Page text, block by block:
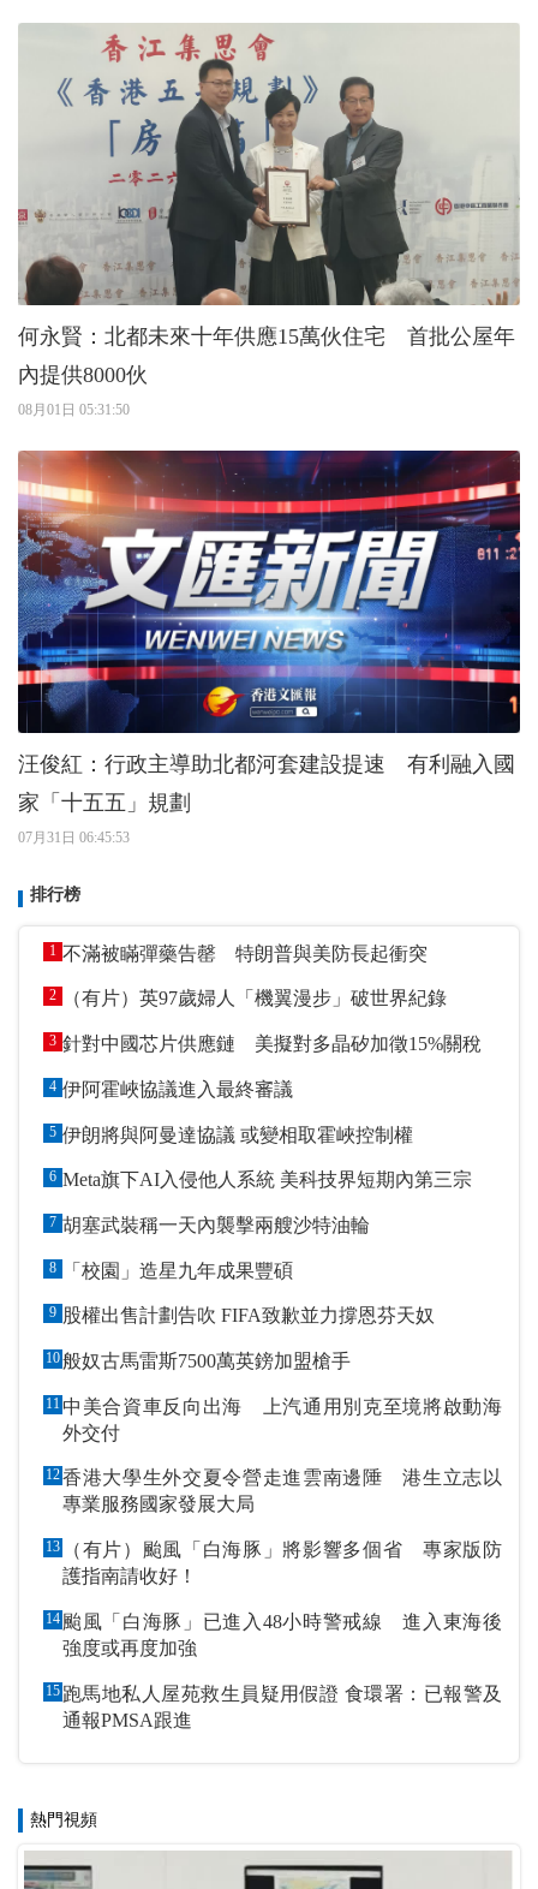
何永賢：北都未來十年供應15萬伙住宅 首批公屋年
內提供8000伙
08月01日 05:31:50
汪俊紅：行政主導助北都河套建設提速 有利融入國
家「十五五」規劃
07月31日 06:45:53
排行榜
1 不滿被瞞彈藥告罄 特朗普與美防長起衝突
2 （有片）英97歲婦人「機翼漫步」破世界紀錄
3 針對中國芯片供應鏈 美擬對多晶矽加徵15%關稅
4 伊阿霍峽協議進入最終審議
5 伊朗將與阿曼達協議 或變相取霍峽控制權
6 Meta旗下AI入侵他人系統 美科技界短期內第三宗
7 胡塞武裝稱一天內襲擊兩艘沙特油輪
8 「校園」造星九年成果豐碩
9 股權出售計劃告吹 FIFA致歉並力撐恩芬天奴
10般奴古馬雷斯7500萬英鎊加盟槍手
11 中美合資車反向出海 上汽通用別克至境將啟動海
外交付
12香港大學生外交夏令營走進雲南邊陲 港生立志以
專業服務國家發展大局
13
（有片）颱風「白海豚」將影響多個省 專家版防
護指南請收好！
14 颱風「白海豚」已進入48小時警戒線 進入東海後
強度或再度加強
15 跑馬地私人屋苑救生員疑用假證 食環署：已報警及
通報PMSA跟進
熱門視頻